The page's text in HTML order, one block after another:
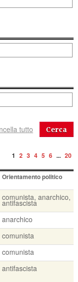
Cerca
1 2 3 4 5 6 ... 20
Orientamento politico
comunista, anarchico,
antifascista
anarchico
comunista
comunista
antifascista